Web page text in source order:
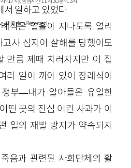
서 일하고 있었다.
식은 열흘이 지나도록 열리
고사 심지어 살해를 당했어도
만큼 제때 치러지지만 이 집
러 일이 끼어 있어 장례식이
정부—내가 알아들은 유일한
떤 곳의 진심 어린 사과가 이
일의 재발 방지가 약속되지
음과 관련된 사회단체의 활
All Rights Reserved.